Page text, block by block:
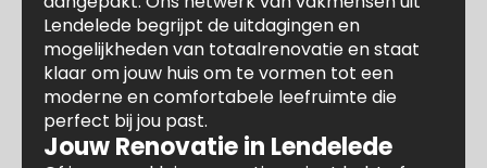
Lendelede begrijpt de uitdagingen en
mogelijkheden van totaalrenovatie en staat
klaar om jouw huis om te vormen tot een
moderne en comfortabele leefruimte die
perfect bij jou past.
Jouw Renovatie in Lendelede